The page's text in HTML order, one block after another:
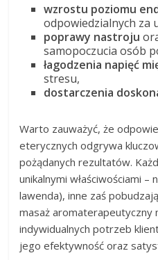
wzrostu poziomu
odpowiedzialnych za
poprawy nastroju
samopoczucia osób
łagodzenia napięć
stresu,
dostarczenia
Warto zauważyć, że
eterycznych odgrywa
pożądanych rezultatów.
unikalnymi właściwościami –
lawenda), inne zaś
masaż aromaterapeutyczny
indywidualnych potrzeb
jego efektywność oraz